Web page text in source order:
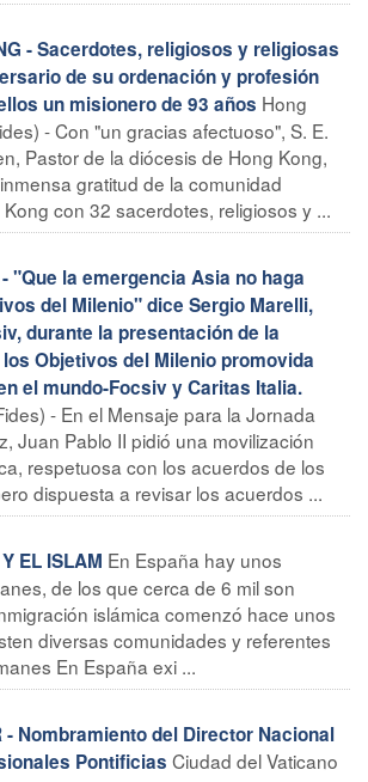
- Sacerdotes, religiosos y religiosas
de su ordenación y profesión
un misionero de 93 años Hong
- Con "un gracias afectuoso", S. E.
Pastor de la diócesis de Hong Kong,
gratitud de la comunidad
con 32 sacerdotes, religiosos y ...
- "Que la emergencia Asia no haga
del Milenio" dice Sergio Marelli,
durante la presentación de la
Objetivos del Milenio promovida
el mundo-Focsiv y Caritas Italia.
- En el Mensaje para la Jornada
Juan Pablo II pidió una movilización
respetuosa con los acuerdos de los
dispuesta a revisar los acuerdos ...
EL ISLAM En España hay unos
de los que cerca de 6 mil son
islámica comenzó hace unos
diversas comunidades y referentes
En España exi ...
- Nombramiento del Director Nacional
Pontificias Ciudad del Vaticano